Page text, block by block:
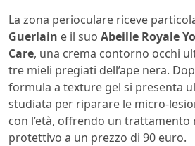
La zona perioculare riceve
Guerlain e il suo Abeille Royale
Care, una crema contorno occhi
tre mieli pregiati dell’ape nera.
formula a texture gel si presenta
studiata per riparare le micro-
con l’età, offrendo un
protettivo a un prezzo di 90 euro.